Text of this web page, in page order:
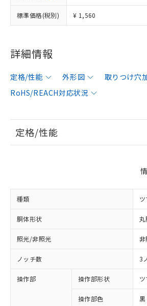
標準価格(税別) ¥ 1,560
詳細情報
定格/性能 外形図 取りつけ穴
RoHS/REACH対応状況
定格/性能
種類
胴体形状
照光/非照光
ノッチ数 3
操作部 操作部形状
操作部色 黒